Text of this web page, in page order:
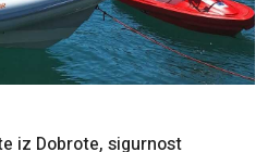
iz Dobrote, sigurnost